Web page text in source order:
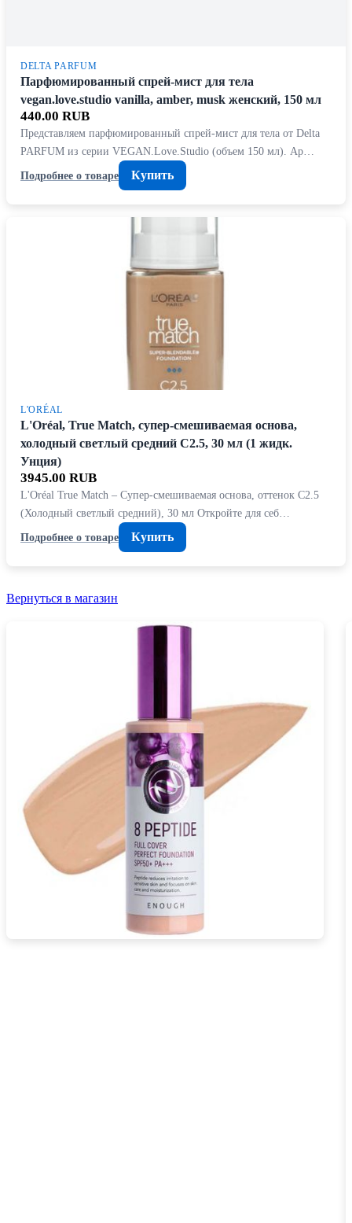
DELTA PARFUM
Парфюмированный спрей-мист для тела
vegan.love.studio vanilla, amber, musk женский, 150 мл
440.00 RUB
Представляем парфюмированный спрей-мист для тела от Delta
PARFUM из серии VEGAN.Love.Studio (объем 150 мл). Ар…
Подробнее о товаре
Купить
L'ORÉAL
L'Oréal, True Match, супер-смешиваемая основа,
холодный светлый средний C2.5, 30 мл (1 жидк.
Унция)
3945.00 RUB
L'Oréal True Match – Супер-смешиваемая основа, оттенок C2.5
(Холодный светлый средний), 30 мл Откройте для себ…
Подробнее о товаре
Купить
Вернуться в магазин